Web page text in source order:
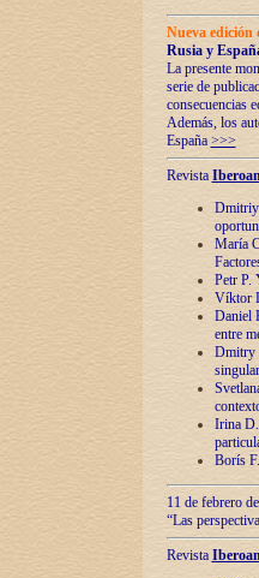
Nueva
Rusia y
La presente
serie de
consecuencias
Además, los
España >>>
Revista
Dmitriy
María
Petr P.
Víktor
Daniel
entre
Dmitry
Irina
Borís
11 de febrero
“Las
Revista